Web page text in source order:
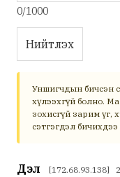
0/1000
Нийтлэх
Уншигчдын бичсэн
хүлээхгүй болно.
зохисгүй зарим үг,
сэтгэгдэл
Дэл [172.68.93.138]